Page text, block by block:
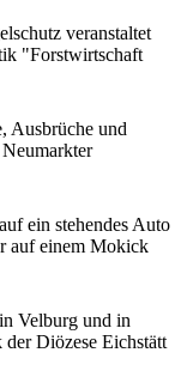
veranstaltet
"Forstwirtschaft
Ausbrüche und
ein stehendes Auto
auf einem Mokick
Velburg und in
Diözese Eichstätt